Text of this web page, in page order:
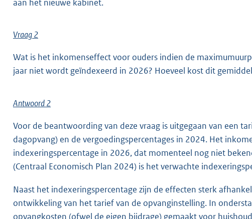
aan het nieuwe kabinet.
Vraag 2
Wat is het inkomenseffect voor ouders indien de
jaar niet wordt geïndexeerd in 2026? Hoeveel kost dit
Antwoord 2
Voor de beantwoording van deze vraag is uitgegaan van een
dagopvang) en de vergoedingspercentages in 2024. Het
indexeringspercentage in 2026, dat momenteel nog niet
(Centraal Economisch Plan 2024) is het verwachte
Naast het indexeringspercentage zijn de effecten sterk
ontwikkeling van het tarief van de opvanginstelling. In
opvangkosten (ofwel de eigen bijdrage) gemaakt voor